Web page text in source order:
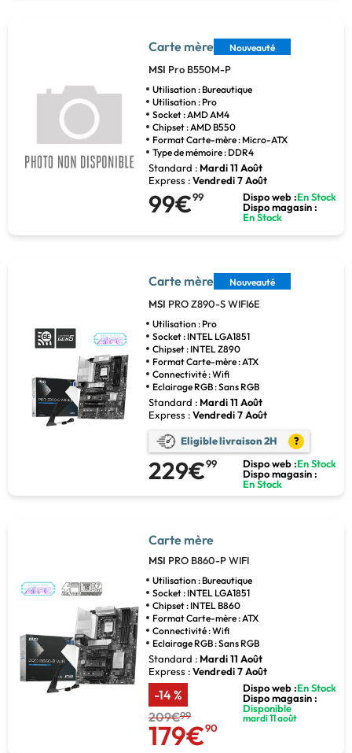
Carte mère Nouveauté
MSI Pro B550M-P
Utilisation : Bureautique
Utilisation : Pro
Socket : AMD AM4
Chipset : AMD B550
Format Carte-mère : Micro-ATX
Type de mémoire : DDR4
Standard : Mardi 11 Août
Express :Vendredi 7 Août
99€99 Dispo web :En Stock
Dispo magasin :
En Stock
Carte mère Nouveauté
MSI PRO Z890-S WIFI6E
Utilisation : Pro
Socket : INTEL LGA1851
Chipset : INTEL Z890
Format Carte-mère : ATX
Connectivité : Wifi
Eclairage RGB : Sans RGB
Standard : Mardi 11 Août
Express :Vendredi 7 Août
Eligible livraison 2H ?
229€99 Dispo web :En Stock
Dispo magasin :
En Stock
Carte mère
MSI PRO B860-P WIFI
Utilisation : Bureautique
Socket : INTEL LGA1851
Chipset : INTEL B860
Format Carte-mère : ATX
Connectivité : Wifi
Eclairage RGB : Sans RGB
Standard : Mardi 11 Août
Express :Vendredi 7 Août
-14 %
209€99
179€90
Dispo web :En Stock
Dispo magasin :
Disponible
mardi 11 août